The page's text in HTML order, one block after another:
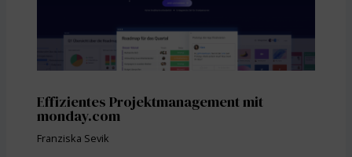
Effizientes Projektmanagement mit
monday.com
Franziska Sevik